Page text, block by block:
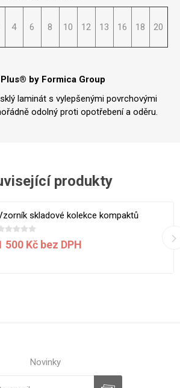
4 6 8 10 12 13 16 18 20
by Formica Group
laminát s vylepšenými povrchovými
odolný proti opotřebení a oděru.
produkty
skladové kolekce kompaktů
500 Kč bez DPH
Novinky